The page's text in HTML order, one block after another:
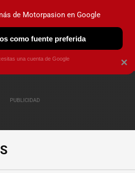
OBSERVATORIO
×
de Motorpasion en Google
como fuente preferida
una cuenta de Google